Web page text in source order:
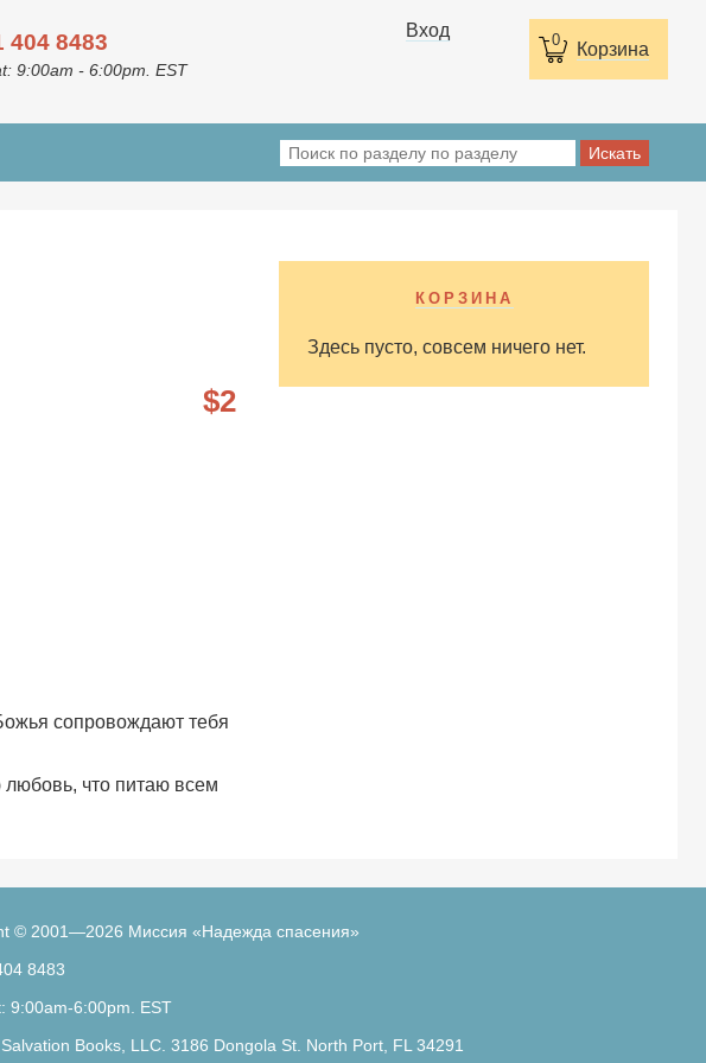
0 Корзина
404 8483
9:00am - 6:00pm. EST
Вход
2
сопровождают тебя
что питаю всем
КОРЗИНА
Здесь пусто, совсем ничего нет.
© 2001—2026 Миссия «Надежда спасения»
8483
9:00am-6:00pm. EST
Books, LLC. 3186 Dongola St. North Port, FL 34291